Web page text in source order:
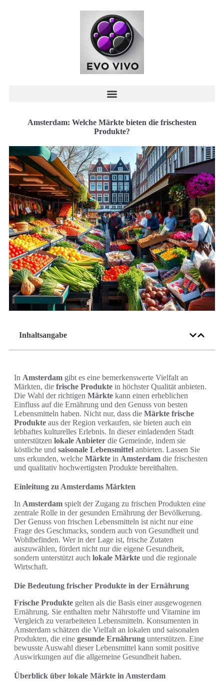
Amsterdam: Welche Märkte bieten die frischesten
Produkte?
Inhaltsangabe
In Amsterdam gibt es eine bemerkenswerte Vielfalt an
Märkten, die frische Produkte in höchster Qualität anbieten.
Die Wahl der richtigen Märkte kann einen erheblichen
Einfluss auf die Ernährung und den Genuss von besten
Lebensmitteln haben. Nicht nur, dass die Märkte frische
Produkte aus der Region verkaufen, sie bieten auch ein
lebhaftes kulturelles Erlebnis. In dieser einladenden Stadt
unterstützen lokale Anbieter die Gemeinde, indem sie
köstliche und saisonale Lebensmittel anbieten. Lassen Sie
uns erkunden, welche Märkte in Amsterdam die frischesten
und qualitativ hochwertigsten Produkte bereithalten.
Einleitung zu Amsterdams Märkten
In Amsterdam spielt der Zugang zu frischen Produkten eine
zentrale Rolle in der gesunden Ernährung der Bevölkerung.
Der Genuss von frischen Lebensmitteln ist nicht nur eine
Frage des Geschmacks, sondern auch von Gesundheit und
Wohlbefinden. Wer in der Lage ist, frische Zutaten
auszuwählen, fördert nicht nur die eigene Gesundheit,
sondern unterstützt auch lokale Märkte und die regionale
Wirtschaft.
Die Bedeutung frischer Produkte in der Ernährung
Frische Produkte gelten als die Basis einer ausgewogenen
Ernährung. Sie enthalten mehr Nährstoffe und Vitamine im
Vergleich zu verarbeiteten Lebensmitteln. Konsumenten in
Amsterdam schätzen die Vielfalt an lokalen und saisonalen
Produkten, die eine gesunde Ernährung unterstützen. Eine
bewusste Auswahl dieser Lebensmittel kann somit positive
Auswirkungen auf die allgemeine Gesundheit haben.
Überblick über lokale Märkte in Amsterdam